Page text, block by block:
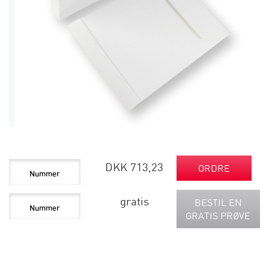
DKK 713,23 ORDRE
gratis
BESTIL EN
GRATIS PRØVE